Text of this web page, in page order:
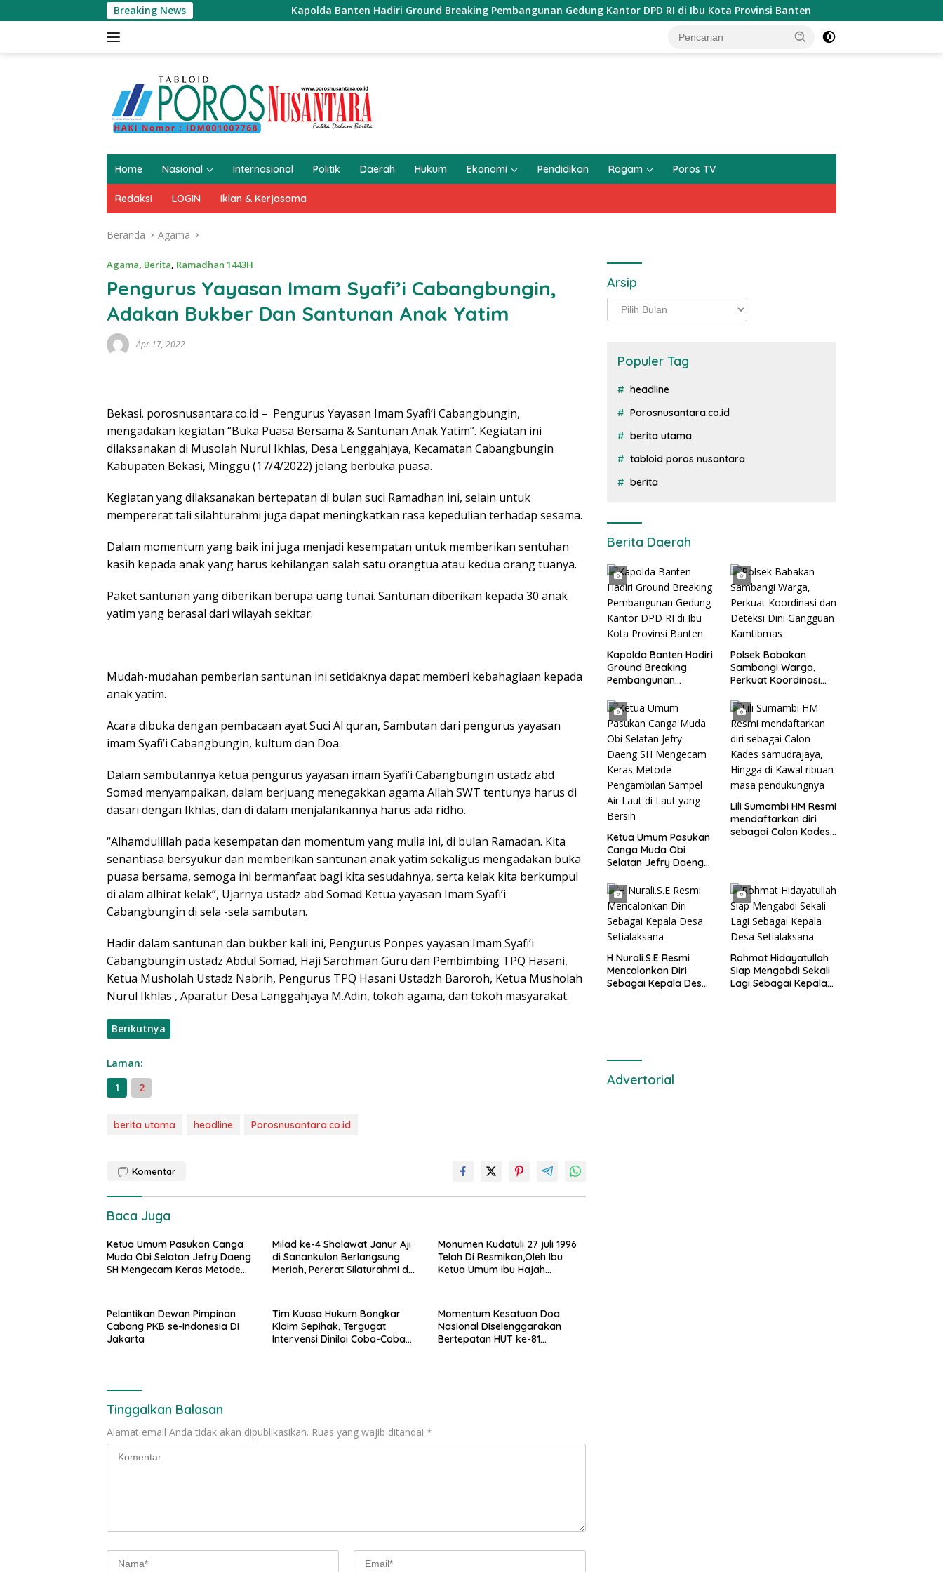
ke
Breaking News Kapolda Banten Hadiri Ground Breaking Pembangunan Gedung Kantor DPD RI di Ibu Kota Provinsi Banten Polsek Babakan Sambangi
Home Nasional Internasional Politik Daerah Hukum Ekonomi Pendidikan Ragam Poros TV
Redaksi LOGIN Iklan & Kerjasama
Beranda Agama
Agama, Berita, Ramadhan 1443H
Pengurus Yayasan Imam Syafi’i Cabangbungin,
Adakan Bukber Dan Santunan Anak Yatim
Apr 17, 2022
Bekasi. porosnusantara.co.id – Pengurus Yayasan Imam Syafi’i Cabangbungin,
mengadakan kegiatan “Buka Puasa Bersama & Santunan Anak Yatim”. Kegiatan ini
dilaksanakan di Musolah Nurul Ikhlas, Desa Lenggahjaya, Kecamatan Cabangbungin
Kabupaten Bekasi, Minggu (17/4/2022) jelang berbuka puasa.
Kegiatan yang dilaksanakan bertepatan di bulan suci Ramadhan ini, selain untuk
mempererat tali silahturahmi juga dapat meningkatkan rasa kepedulian terhadap sesama.
Dalam momentum yang baik ini juga menjadi kesempatan untuk memberikan sentuhan
kasih kepada anak yang harus kehilangan salah satu orangtua atau kedua orang tuanya.
Paket santunan yang diberikan berupa uang tunai. Santunan diberikan kepada 30 anak
yatim yang berasal dari wilayah sekitar.
Mudah-mudahan pemberian santunan ini setidaknya dapat memberi kebahagiaan kepada
anak yatim.
Acara dibuka dengan pembacaan ayat Suci Al quran, Sambutan dari pengurus yayasan
imam Syafi’i Cabangbungin, kultum dan Doa.
Dalam sambutannya ketua pengurus yayasan imam Syafi’i Cabangbungin ustadz abd
Somad menyampaikan, dalam berjuang menegakkan agama Allah SWT tentunya harus di
dasari dengan Ikhlas, dan di dalam menjalankannya harus ada ridho.
“Alhamdulillah pada kesempatan dan momentum yang mulia ini, di bulan Ramadan. Kita
senantiasa bersyukur dan memberikan santunan anak yatim sekaligus mengadakan buka
puasa bersama, semoga ini bermanfaat bagi kita sesudahnya, serta kelak kita berkumpul
di alam alhirat kelak”, Ujarnya ustadz abd Somad Ketua yayasan Imam Syafi’i
Cabangbungin di sela -sela sambutan.
Hadir dalam santunan dan bukber kali ini, Pengurus Ponpes yayasan Imam Syafi’i
Cabangbungin ustadz Abdul Somad, Haji Sarohman Guru dan Pembimbing TPQ Hasani,
Ketua Musholah Ustadz Nabrih, Pengurus TPQ Hasani Ustadzh Baroroh, Ketua Musholah
Nurul Ikhlas , Aparatur Desa Langgahjaya M.Adin, tokoh agama, dan tokoh masyarakat.
Berikutnya
Laman:
1
2
berita utama headline Porosnusantara.co.id
Komentar
Baca Juga
Ketua Umum Pasukan Canga
Muda Obi Selatan Jefry Daeng
SH Mengecam Keras Metode
Milad ke-4 Sholawat Janur Aji
di Sanankulon Berlangsung
Meriah, Pererat Silaturahmi dan
Monumen Kudatuli 27 juli 1996
Telah Di Resmikan,Oleh Ibu
Ketua Umum Ibu Hajah
Pelantikan Dewan Pimpinan
Cabang PKB se-Indonesia Di
Jakarta
Tim Kuasa Hukum Bongkar
Klaim Sepihak, Tergugat
Intervensi Dinilai Coba-Coba
Momentum Kesatuan Doa
Nasional Diselenggarakan
Bertepatan HUT ke-81
Tinggalkan Balasan
Alamat email Anda tidak akan dipublikasikan. Ruas yang wajib ditandai *
Arsip
Arsip
Populer Tag
headline
Porosnusantara.co.id
berita utama
tabloid poros nusantara
berita
Berita Daerah
Kapolda Banten Hadiri
Ground Breaking
Pembangunan
di Ibu Kota Provinsi
Banten
Polsek Babakan
Sambangi Warga,
Perkuat Koordinasi
Gangguan Kamtibmas
Ketua Umum Pasukan
Canga Muda Obi
Selatan Jefry Daeng
Metode Pengambilan
Sampel Air Laut di
Laut yang Bersih
Lili Sumambi HM Resmi
mendaftarkan diri
sebagai Calon Kades
H Nurali.S.E Resmi
Mencalonkan Diri
Sebagai Kepala Desa
Rohmat Hidayatullah
Siap Mengabdi Sekali
Lagi Sebagai Kepala
Advertorial